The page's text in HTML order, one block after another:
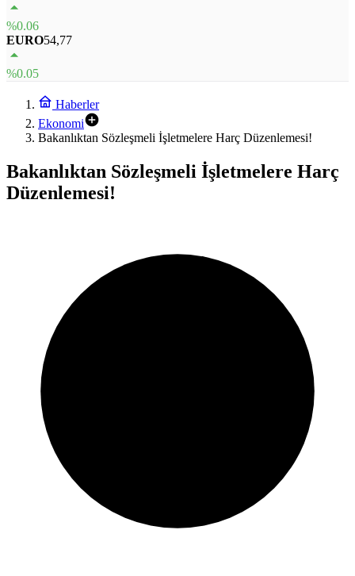
%0.06
EURO54,77
%0.05
Haberler
Ekonomi
Bakanlıktan Sözleşmeli İşletmelere Harç Düzenlemesi!
Bakanlıktan Sözleşmeli İşletmelere Harç
Düzenlemesi!